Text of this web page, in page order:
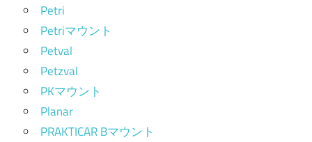
Petri
Petriマウント
Petval
Petzval
PKマウント
Planar
PRAKTICAR Bマウント